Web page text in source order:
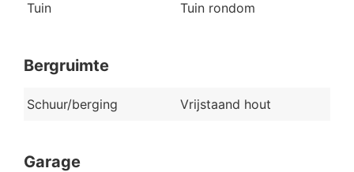
Tuin Tuin rondom
Bergruimte
Schuur/berging Vrijstaand hout
Garage